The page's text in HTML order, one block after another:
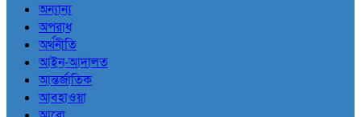
অন্যান্য
অপরাধ
অর্থনীতি
আইন-আদালত
আন্তর্জাতিক
আবহাওয়া